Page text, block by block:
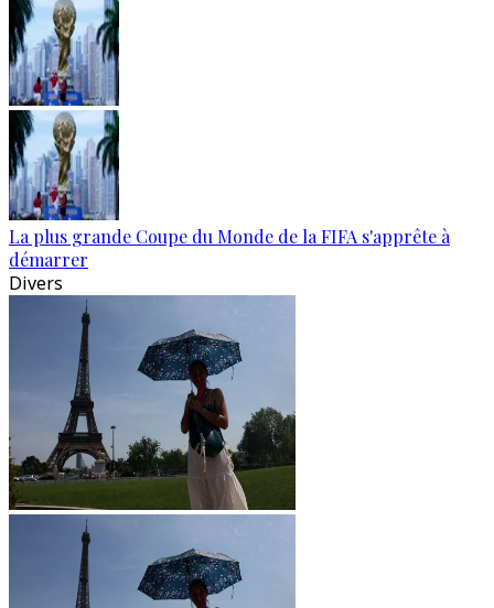
La plus grande Coupe du Monde de la FIFA s'apprête à
démarrer
Divers